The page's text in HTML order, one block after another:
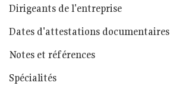
Dirigeants de l'entreprise
Dates d'attestations documentaires
Notes et références
Spécialités